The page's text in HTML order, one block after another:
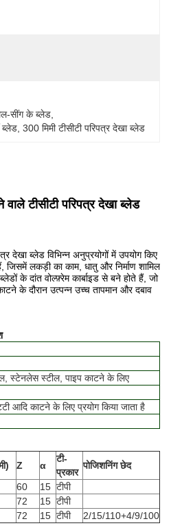
सींग के ब्लेड
ब्लेड 300 मिमी टीसीटी परिपत्र देखा ब्लेड
टीसीटी परिपत्र देखा ब्लेड
देखा ब्लेड विभिन्न अनुप्रयोगों में उपयोग किए
लकड़ी का काम, धातु और निर्माण शामिल
के दांत वोल्फ़्रेम कार्बाइड से बने होते हैं, जो
के दौरान उत्पन्न उच्च तापमान और दबाव
स्टेनलेस स्टील, पाइप काटने के लिए
आदि काटने के लिए प्रयोग किया जाता है
Z α
टी-
प्रकार
पोजिशनिंग छेद
60 15 टीपी
72 15 टीपी
72 15 टीपी 2/15/110+4/9/100